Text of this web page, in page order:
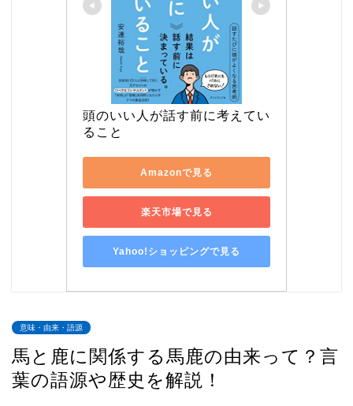
頭のいい人が話す前に考えてい
ること
Amazonで見る
楽天市場で見る
Yahoo!ショッピングで見る
意味・由来・語源
馬と鹿に関係する馬鹿の由来って？言
葉の語源や歴史を解説！